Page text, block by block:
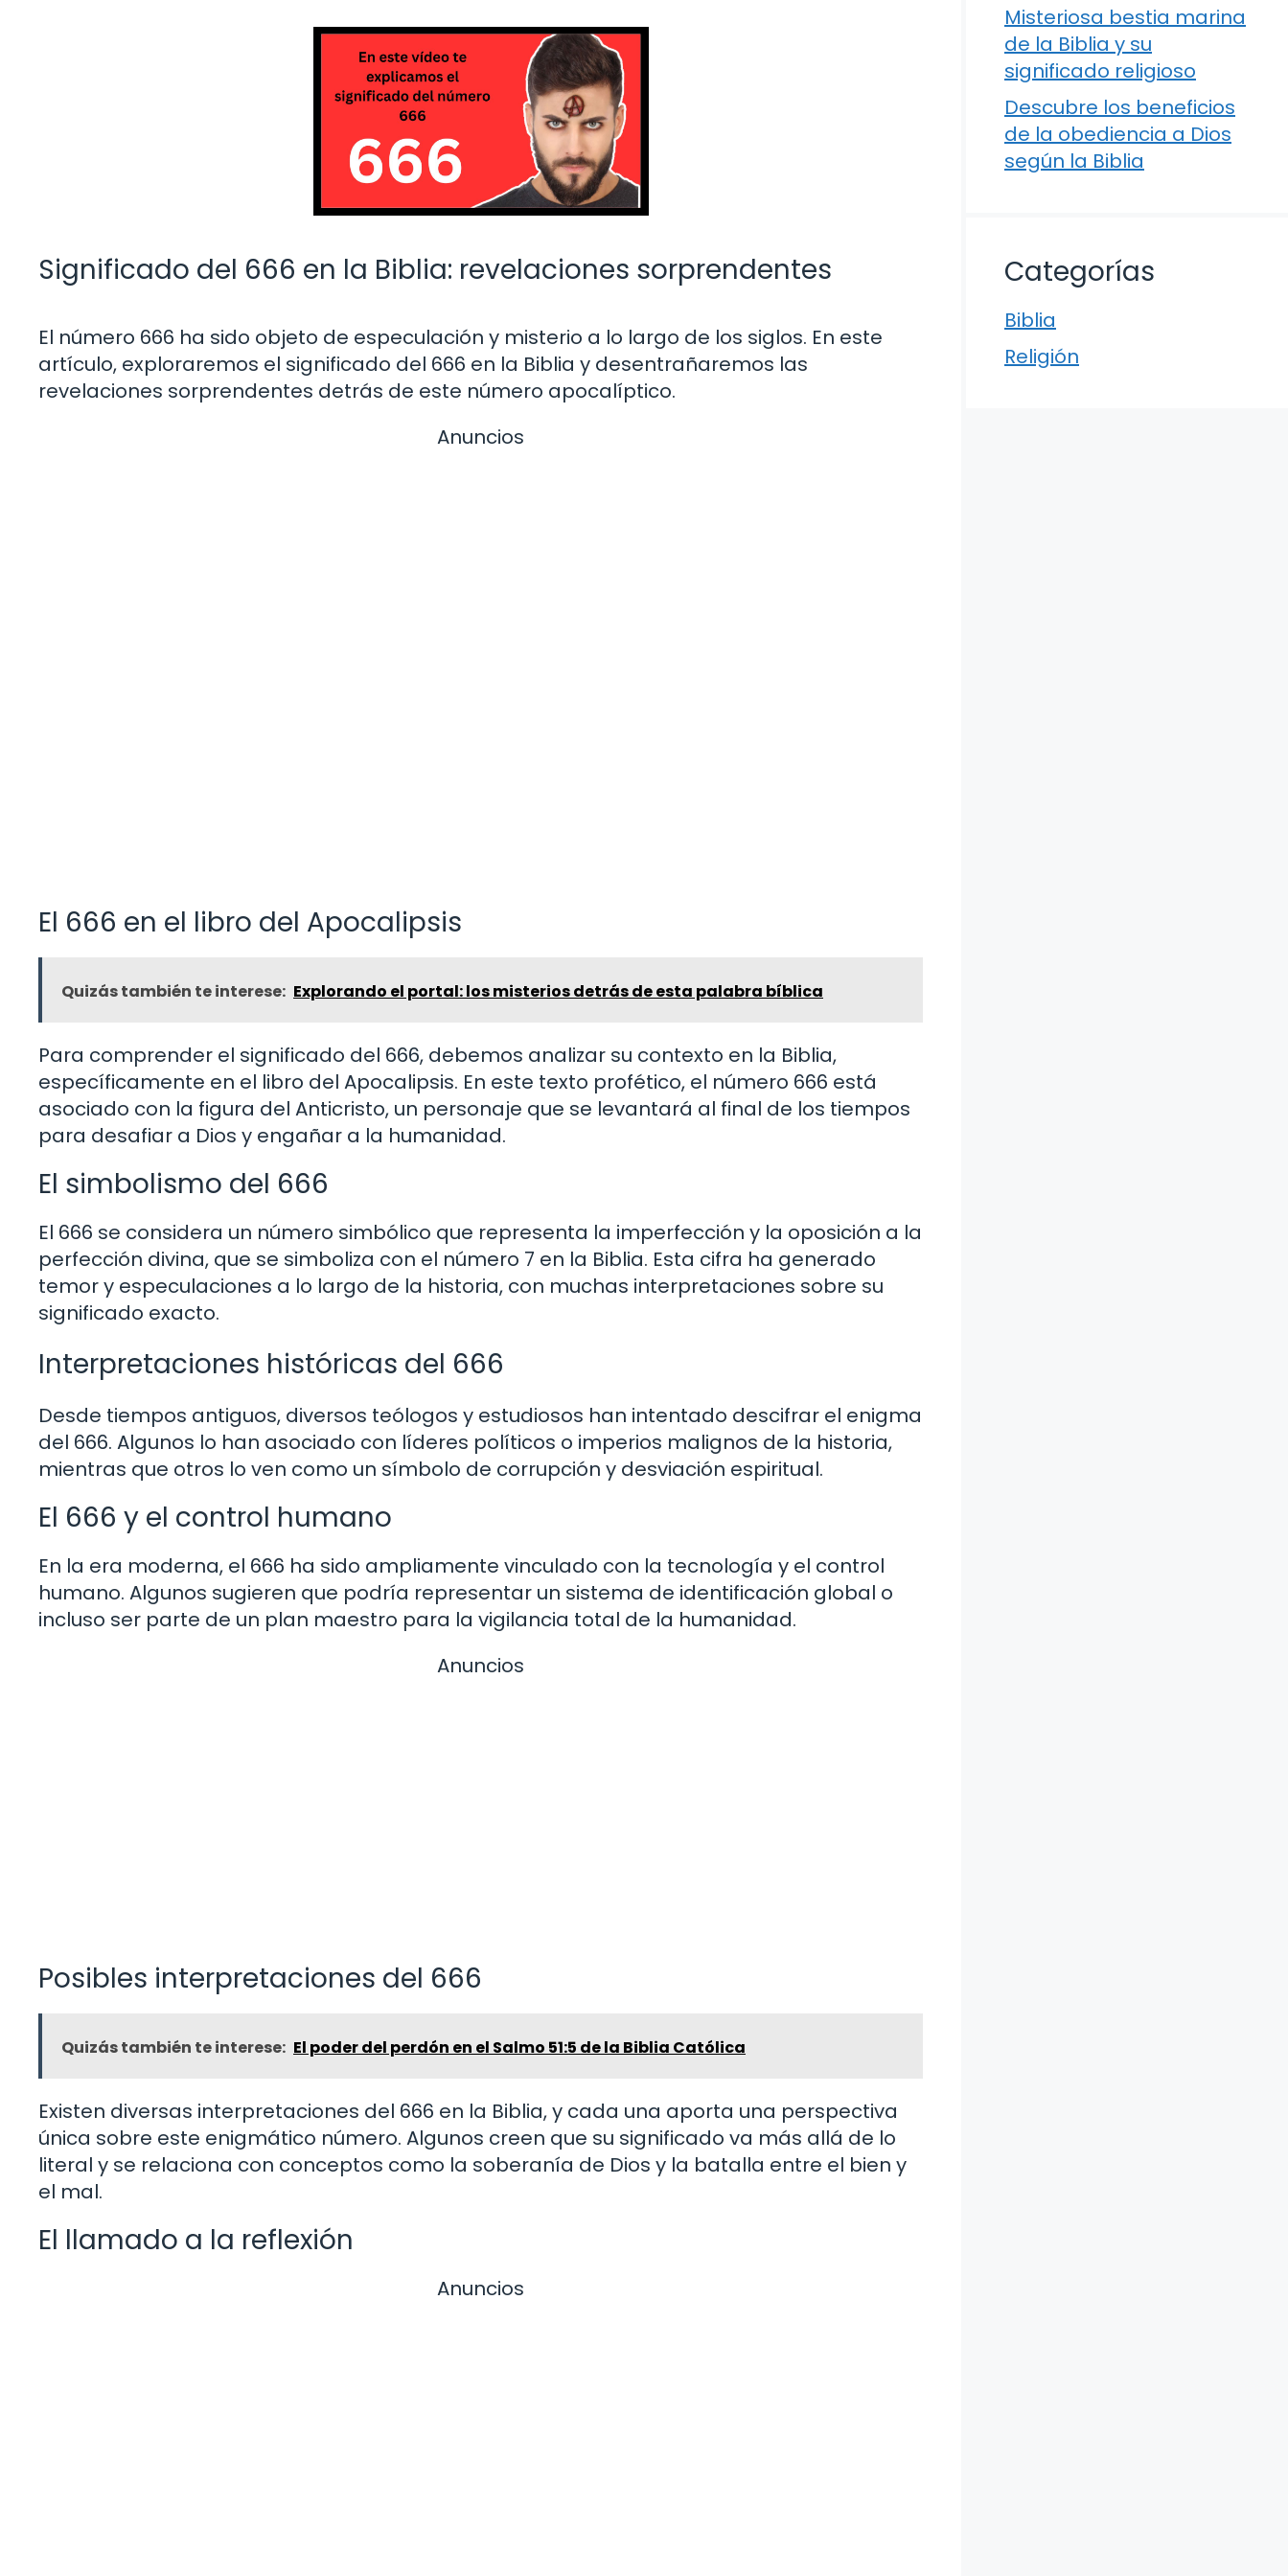
Significado del 666 en la Biblia: revelaciones sorprendentes
El número 666 ha sido objeto de especulación y misterio a lo largo de los siglos. En este
artículo, exploraremos el significado del 666 en la Biblia y desentrañaremos las
revelaciones sorprendentes detrás de este número apocalíptico.
Anuncios
El 666 en el libro del Apocalipsis
Quizás también te interese: Explorando el portal: los misterios detrás de esta palabra bíblica
Para comprender el significado del 666, debemos analizar su contexto en la Biblia,
específicamente en el libro del Apocalipsis. En este texto profético, el número 666 está
asociado con la figura del Anticristo, un personaje que se levantará al final de los tiempos
para desafiar a Dios y engañar a la humanidad.
El simbolismo del 666
El 666 se considera un número simbólico que representa la imperfección y la oposición a la
perfección divina, que se simboliza con el número 7 en la Biblia. Esta cifra ha generado
temor y especulaciones a lo largo de la historia, con muchas interpretaciones sobre su
significado exacto.
Interpretaciones históricas del 666
Desde tiempos antiguos, diversos teólogos y estudiosos han intentado descifrar el enigma
del 666. Algunos lo han asociado con líderes políticos o imperios malignos de la historia,
mientras que otros lo ven como un símbolo de corrupción y desviación espiritual.
El 666 y el control humano
En la era moderna, el 666 ha sido ampliamente vinculado con la tecnología y el control
humano. Algunos sugieren que podría representar un sistema de identificación global o
incluso ser parte de un plan maestro para la vigilancia total de la humanidad.
Anuncios
Posibles interpretaciones del 666
Quizás también te interese: El poder del perdón en el Salmo 51:5 de la Biblia Católica
Existen diversas interpretaciones del 666 en la Biblia, y cada una aporta una perspectiva
única sobre este enigmático número. Algunos creen que su significado va más allá de lo
literal y se relaciona con conceptos como la soberanía de Dios y la batalla entre el bien y
el mal.
El llamado a la reflexión
Anuncios
Misteriosa bestia marina
de la Biblia y su
significado religioso
Descubre los beneficios
de la obediencia a Dios
según la Biblia
Categorías
Biblia
Religión